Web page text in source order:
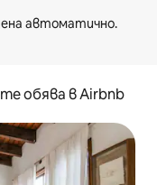
обява в Airbnb